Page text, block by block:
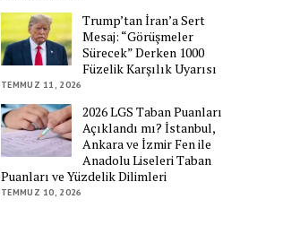
Trump’tan İran’a Sert
Mesaj: “Görüşmeler
Sürecek” Derken 1000
Füzelik Karşılık Uyarısı
TEMMUZ 11, 2026
2026 LGS Taban Puanları
Açıklandı mı? İstanbul,
Ankara ve İzmir Fen ile
Anadolu Liseleri Taban
Puanları ve Yüzdelik Dilimleri
TEMMUZ 10, 2026